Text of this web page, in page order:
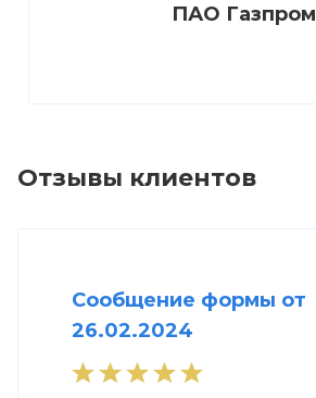
ПАО Газпром
Отзывы клиентов
Сообщение формы от
26.02.2024